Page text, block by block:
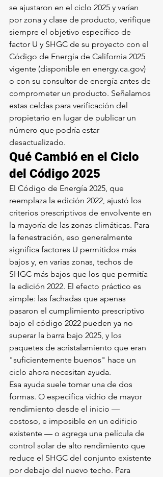
se ajustaron en el ciclo 2025 y varían
por zona y clase de producto, verifique
siempre el objetivo específico de
factor U y SHGC de su proyecto con el
Código de Energía de California 2025
vigente (disponible en energy.ca.gov)
o con su consultor de energía antes de
comprometer un producto. Señalamos
estas celdas para verificación del
propietario en lugar de publicar un
número que podría estar
desactualizado.
Qué Cambió en el Ciclo
del Código 2025
El Código de Energía 2025, que
reemplaza la edición 2022, ajustó los
criterios prescriptivos de envolvente en
la mayoría de las zonas climáticas. Para
la fenestración, eso generalmente
significa factores U permitidos más
bajos y, en varias zonas, techos de
SHGC más bajos que los que permitía
la edición 2022. El efecto práctico es
simple: las fachadas que apenas
pasaron el cumplimiento prescriptivo
bajo el código 2022 pueden ya no
superar la barra bajo 2025, y los
paquetes de acristalamiento que eran
"suficientemente buenos" hace un
ciclo ahora necesitan ayuda.
Esa ayuda suele tomar una de dos
formas. O especifica vidrio de mayor
rendimiento desde el inicio —
costoso, e imposible en un edificio
existente — o agrega una película de
control solar de alto rendimiento que
reduce el SHGC del conjunto existente
por debajo del nuevo techo. Para